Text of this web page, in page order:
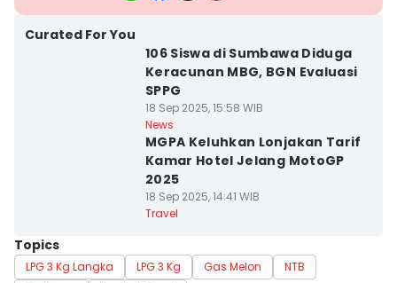
Curated For You
106 Siswa di Sumbawa Diduga
Keracunan MBG, BGN Evaluasi
SPPG
18 Sep 2025, 15:58 WIB
News
MGPA Keluhkan Lonjakan Tarif
Kamar Hotel Jelang MotoGP
2025
18 Sep 2025, 14:41 WIB
Travel
Topics
LPG 3 Kg Langka LPG 3 Kg Gas Melon
NTB